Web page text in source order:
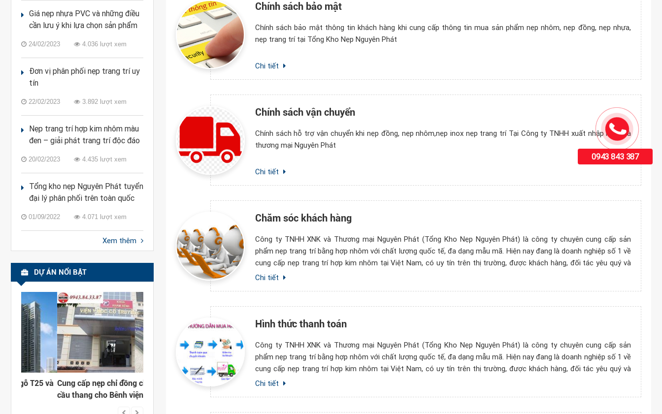
Giá nẹp nhựa PVC và những điều
cần lưu ý khi lựa chọn sản phẩm
24/02/2023 4.036 lượt xem
Đơn vị phân phối nẹp trang trí uy
tín
22/02/2023 3.892 lượt xem
Nẹp trang trí hợp kim nhôm màu
đen – giải phát trang trí độc đáo
20/02/2023 4.435 lượt xem
Tổng kho nẹp Nguyên Phát tuyển
đại lý phân phối trên toàn quốc
01/09/2022 4.071 lượt xem
Xem thêm
DỰ ÁN NỔI BẬT
Cung cấp nẹp chỉ đồng chống trơn
cầu thang cho Bênh viện Y học Cổ
CUNG CẤP NẸP NHÔM SÀN GỖ
CHO DỰ ÁN VĂN PHÒNG VÀ NHÀ
CUNG CẤP NẸP ỐP GÓC CHỮ V
TẠI BÊNH BIỆN TAI - MŨI - HỌNG
Chính sách bảo mật
Chính sách bảo mật thông tin khách hàng khi cung cấp thông tin mua sản phẩm nẹp nhôm, nẹp đồng, nẹp nhựa,
nẹp trang trí tại Tổng Kho Nẹp Nguyên Phát
Chi tiết
Chính sách vận chuyển
Chính sách hỗ trợ vận chuyển khi nẹp đồng, nẹp nhôm,nẹp inox nẹp trang trí Tại Công ty TNHH xuất nhập khẩu và
thương mại Nguyên Phát
Chi tiết
Chăm sóc khách hàng
Công ty TNHH XNK và Thương mại Nguyên Phát (Tổng Kho Nẹp Nguyên Phát) là công ty chuyên cung cấp sản
phẩm nẹp trang trí bằng hợp nhôm với chất lượng quốc tế, đa dạng mẫu mã. Hiện nay đang là doanh nghiệp số 1 về
cung cấp nẹp trang trí hợp kim nhôm tại Việt Nam, có uy tín trên thị trường, được khách hàng, đối tác yêu quý và
tin tưởng
Chi tiết
Hình thức thanh toán
Công ty TNHH XNK và Thương mại Nguyên Phát (Tổng Kho Nẹp Nguyên Phát) là công ty chuyên cung cấp sản
phẩm nẹp trang trí bằng hợp nhôm với chất lượng quốc tế, đa dạng mẫu mã. Hiện nay đang là doanh nghiệp số 1 về
cung cấp nẹp trang trí hợp kim nhôm tại Việt Nam, có uy tín trên thị trường, được khách hàng, đối tác yêu quý và
tin tưởng
Chi tiết
0943 843 387